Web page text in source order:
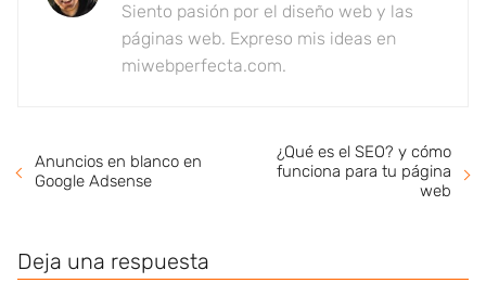
Siento pasión por el diseño web y las
páginas web. Expreso mis ideas en
miwebperfecta.com.
Anuncios en blanco en
Google Adsense
¿Qué es el SEO? y cómo
funciona para tu página
web
Deja una respuesta